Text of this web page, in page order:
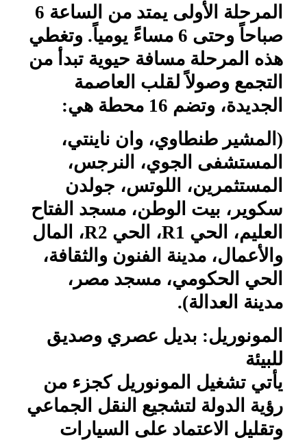
المرحلة الأولى يمتد من الساعة 6
صباحاً وحتى 6 مساءً يومياً. وتغطي
هذه المرحلة مسافة حيوية تبدأ من
التجمع وصولاً لقلب العاصمة
الجديدة، وتضم 16 محطة هي:
(المشير طنطاوي، وان ناينتي،
المستشفى الجوي، النرجس،
المستثمرين، اللوتس، جولدن
سكوير، بيت الوطن، مسجد الفتاح
العليم، الحي R1، الحي R2، المال
والأعمال، مدينة الفنون والثقافة،
الحي الحكومي، مسجد مصر،
مدينة العدالة).
المونوريل: بديل عصري وصديق
للبيئة
يأتي تشغيل المونوريل كجزء من
رؤية الدولة لتشجيع النقل الجماعي
وتقليل الاعتماد على السيارات